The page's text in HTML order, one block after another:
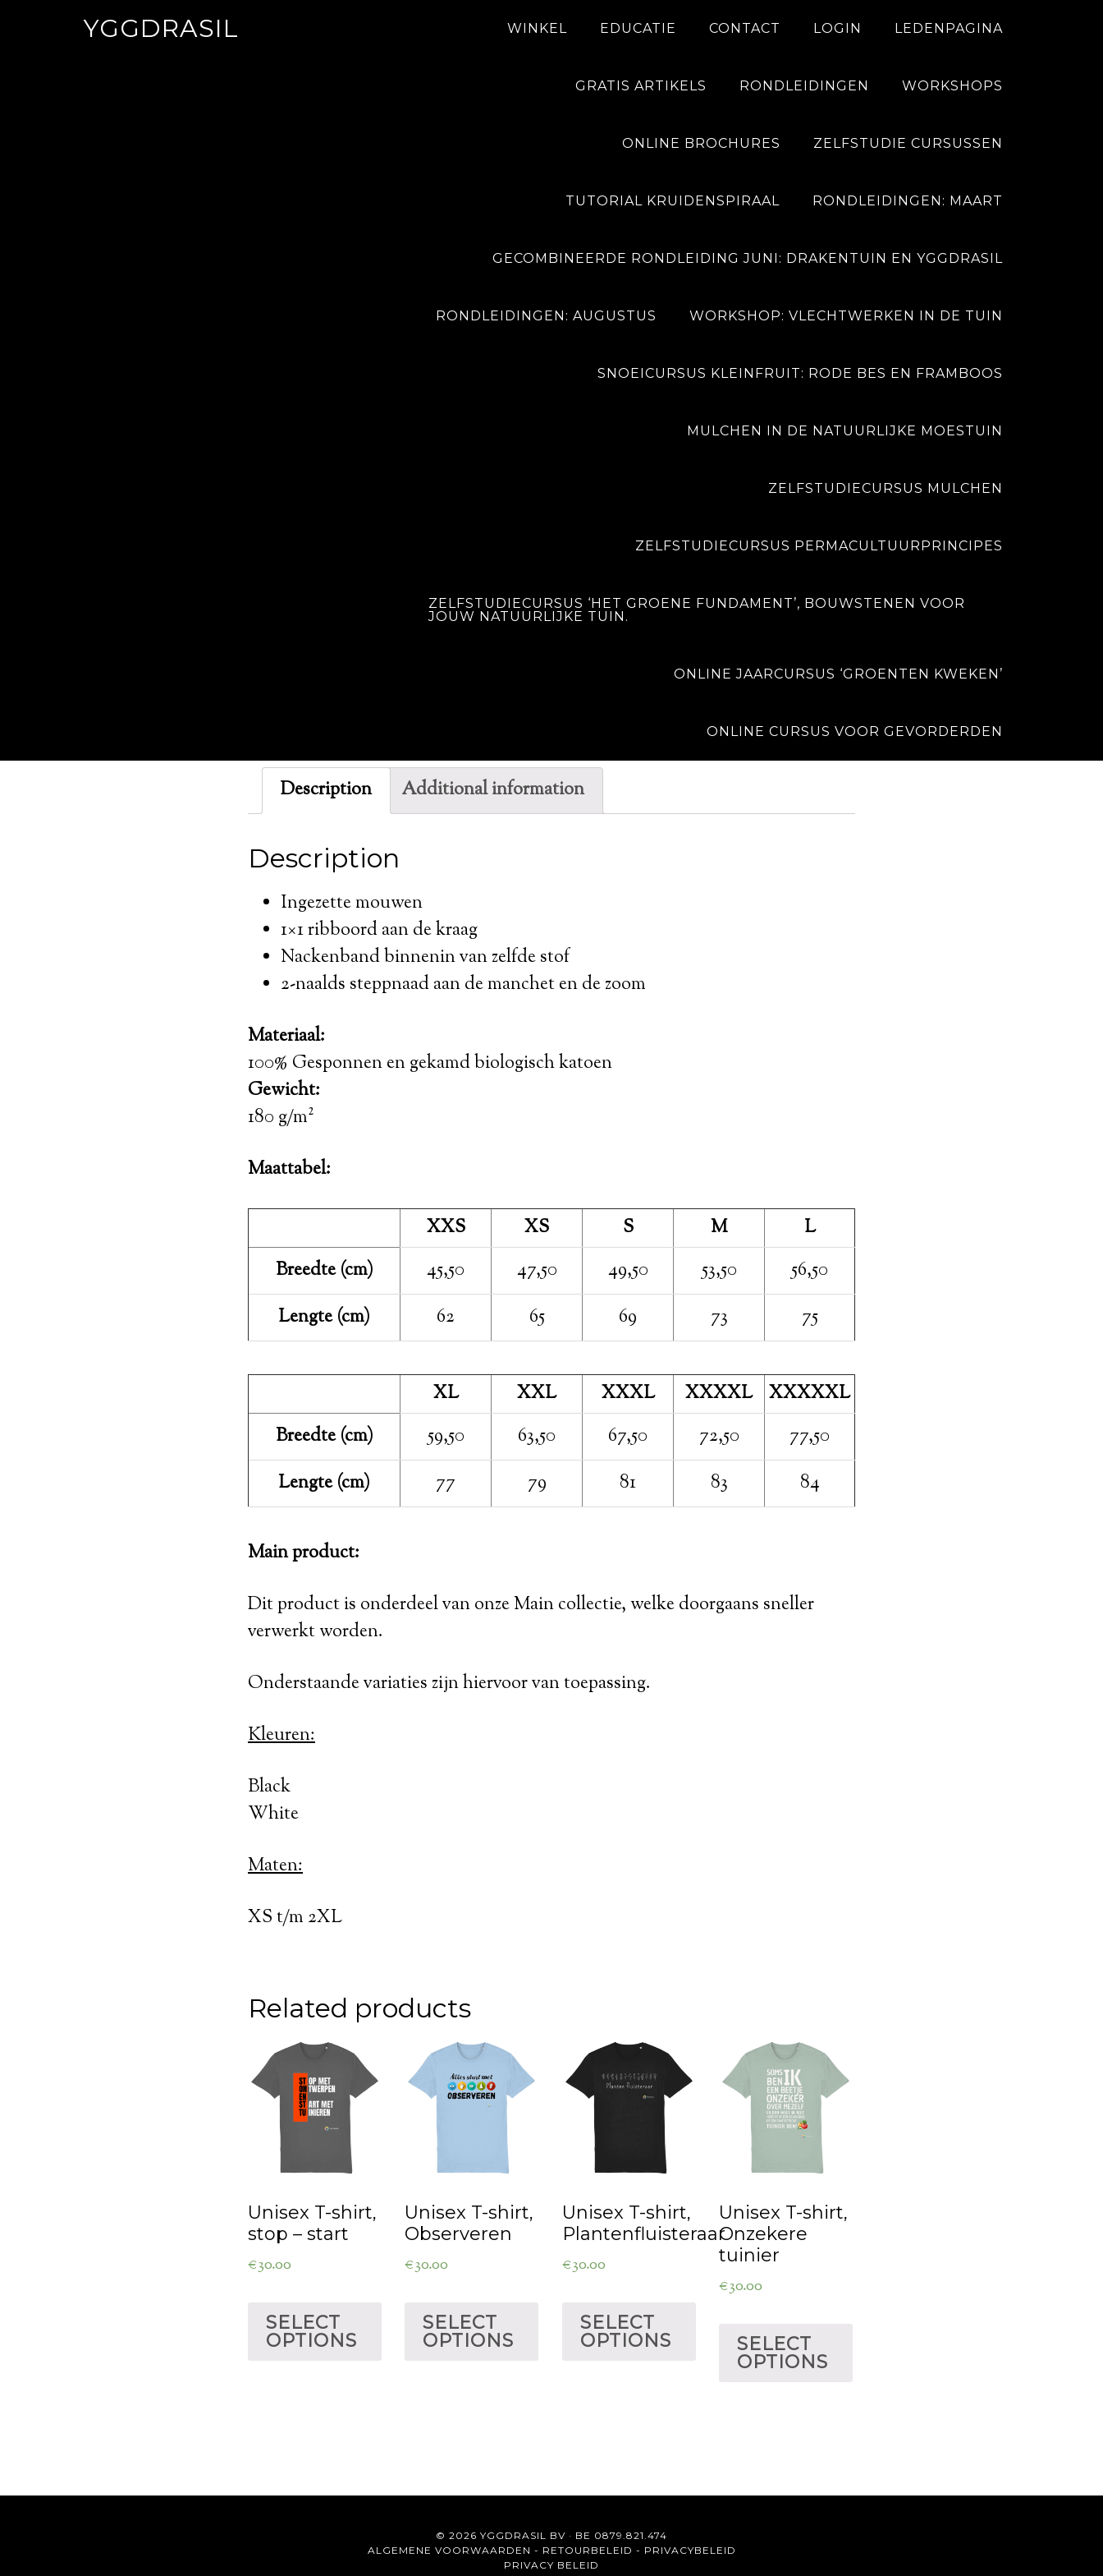
YGGDRASIL WINKEL EDUCATIE CONTACT LOGIN LEDENPAGINA
GRATIS ARTIKELS RONDLEIDINGEN WORKSHOPS
ONLINE BROCHURES ZELFSTUDIE CURSUSSEN
TUTORIAL KRUIDENSPIRAAL RONDLEIDINGEN: MAART
GECOMBINEERDE RONDLEIDING JUNI: DRAKENTUIN EN YGGDRASIL
RONDLEIDINGEN: AUGUSTUS WORKSHOP: VLECHTWERKEN IN DE TUIN
SNOEICURSUS KLEINFRUIT: RODE BES EN FRAMBOOS
MULCHEN IN DE NATUURLIJKE MOESTUIN
ZELFSTUDIECURSUS MULCHEN
ZELFSTUDIECURSUS PERMACULTUURPRINCIPES
ZELFSTUDIECURSUS ‘HET GROENE FUNDAMENT’, BOUWSTENEN VOOR
JOUW NATUURLIJKE TUIN.
ONLINE JAARCURSUS ‘GROENTEN KWEKEN’
ONLINE CURSUS VOOR GEVORDERDEN
Unisex T-shirt, Tuinplanten
€30.00
T-shirt
Description Additional information
Description
Ingezette mouwen
1×1 ribboord aan de kraag
Nackenband binnenin van zelfde stof
2-naalds steppnaad aan de manchet en de zoom
Materiaal:
100% Gesponnen en gekamd biologisch katoen
Gewicht:
180 g/m²
Maattabel:
XXS XS S M
L
Breedte (cm)
45,50 47,50 49,50 53,50
56,50
Lengte (cm)
62 65 69 73 75
XL XXL XXXL XXXXL
XXXXXL
Breedte (cm)
59,50 63,50 67,50 72,50
77,50
Lengte (cm)
77 79 81 83 84
Main product:
Dit product is onderdeel van onze Main collectie, welke doorgaans sneller
verwerkt worden.
Onderstaande variaties zijn hiervoor van toepassing.
Kleuren:
Black
White
Maten:
XS t/m 2XL
Related products
Unisex T-shirt,
stop – start
€30.00
SELECT
OPTIONS
Unisex T-shirt,
Observeren
€30.00
SELECT
OPTIONS
Unisex T-shirt,
Plantenfluisteraar
€30.00
SELECT
OPTIONS
Unisex T-shirt,
Onzekere
tuinier
€30.00
SELECT
OPTIONS
© 2026 YGGDRASIL BV · BE 0879.821.474
ALGEMENE VOORWAARDEN - RETOURBELEID - PRIVACYBELEID
PRIVACY BELEID